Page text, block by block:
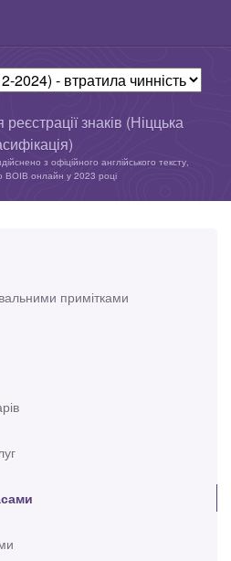
знаків (Ніццька
з офіційного англійського тексту,
ВОІВ онлайн у 2023 році
примітками